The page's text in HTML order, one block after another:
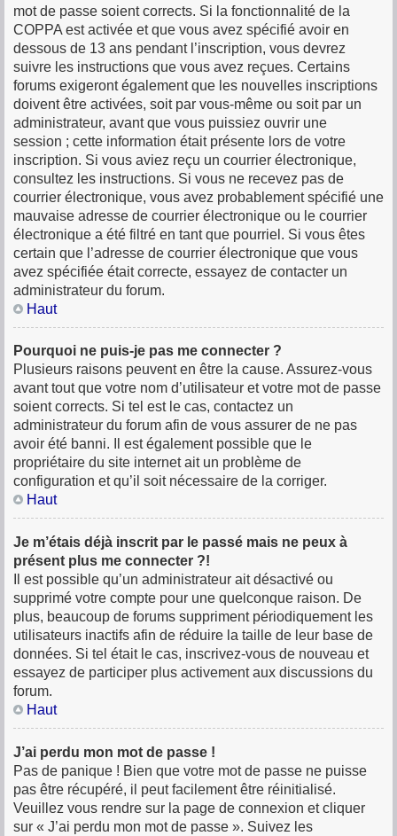
mot de passe soient corrects. Si la fonctionnalité de la
COPPA est activée et que vous avez spécifié avoir en
dessous de 13 ans pendant l’inscription, vous devrez
suivre les instructions que vous avez reçues. Certains
forums exigeront également que les nouvelles inscriptions
doivent être activées, soit par vous-même ou soit par un
administrateur, avant que vous puissiez ouvrir une
session ; cette information était présente lors de votre
inscription. Si vous aviez reçu un courrier électronique,
consultez les instructions. Si vous ne recevez pas de
courrier électronique, vous avez probablement spécifié une
mauvaise adresse de courrier électronique ou le courrier
électronique a été filtré en tant que pourriel. Si vous êtes
certain que l’adresse de courrier électronique que vous
avez spécifiée était correcte, essayez de contacter un
administrateur du forum.
Haut
Pourquoi ne puis-je pas me connecter ?
Plusieurs raisons peuvent en être la cause. Assurez-vous
avant tout que votre nom d’utilisateur et votre mot de passe
soient corrects. Si tel est le cas, contactez un
administrateur du forum afin de vous assurer de ne pas
avoir été banni. Il est également possible que le
propriétaire du site internet ait un problème de
configuration et qu’il soit nécessaire de la corriger.
Haut
Je m’étais déjà inscrit par le passé mais ne peux à
présent plus me connecter ?!
Il est possible qu’un administrateur ait désactivé ou
supprimé votre compte pour une quelconque raison. De
plus, beaucoup de forums suppriment périodiquement les
utilisateurs inactifs afin de réduire la taille de leur base de
données. Si tel était le cas, inscrivez-vous de nouveau et
essayez de participer plus activement aux discussions du
forum.
Haut
J’ai perdu mon mot de passe !
Pas de panique ! Bien que votre mot de passe ne puisse
pas être récupéré, il peut facilement être réinitialisé.
Veuillez vous rendre sur la page de connexion et cliquer
sur « J’ai perdu mon mot de passe ». Suivez les